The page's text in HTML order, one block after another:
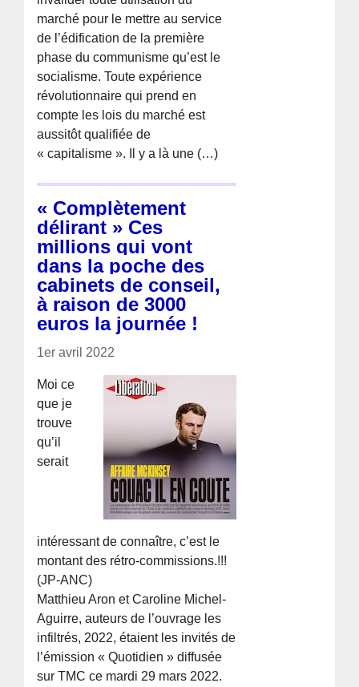
marché pour le mettre au service
de l’édification de la première
phase du communisme qu’est le
socialisme. Toute expérience
révolutionnaire qui prend en
compte les lois du marché est
aussitôt qualifiée de
« capitalisme ». Il y a là une (…)
« Complètement
délirant » Ces
millions qui vont
dans la poche des
cabinets de conseil,
à raison de 3000
euros la journée !
1er avril 2022
Moi ce
que je
trouve
qu’il
serait
intéressant de connaître, c’est le
montant des rétro-commissions.!!!
(JP-ANC)
Matthieu Aron et Caroline Michel-
Aguirre, auteurs de l’ouvrage les
infiltrés, 2022, étaient les invités de
l’émission « Quotidien » diffusée
sur TMC ce mardi 29 mars 2022.